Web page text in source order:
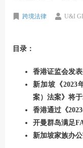
跨境法律 U&I
目录：
香港证监会发
新加坡《2023
案）法案》将
香港通过《
开曼群岛满足
新加坡家族办